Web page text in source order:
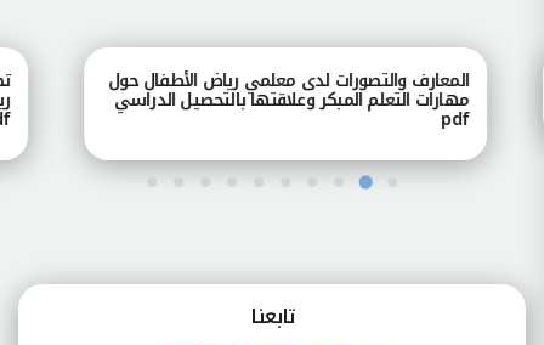
المعارف والتصورات لدى معلمي رياض الأطفال حول
مهارات التعلم المبكر وعلاقتها بالتحصيل الدراسي
pdf
pdf
تابعنـا